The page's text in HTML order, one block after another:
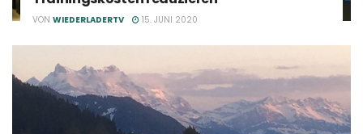
VON WIEDERLADERTV 15. JUNI 2020